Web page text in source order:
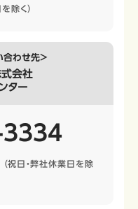
除く）
合わせ先＞
会社
ター
（祝日・弊社休業日を除